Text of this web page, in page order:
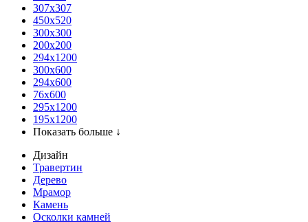
307x307
450x520
300x300
200x200
294x1200
300x600
294x600
76х600
295х1200
195х1200
Показать больше ↓
Дизайн
Травертин
Дерево
Мрамор
Камень
Осколки камней